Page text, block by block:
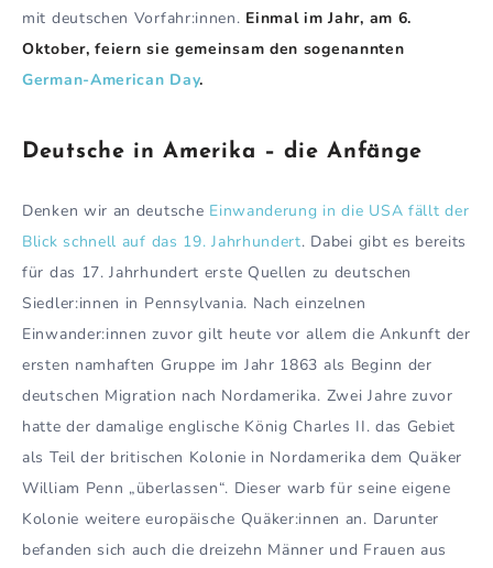
mit deutschen Vorfahr:innen. Einmal im Jahr, am 6.
Oktober, feiern sie gemeinsam den sogenannten
German-American Day.
Deutsche in Amerika – die Anfänge
Denken wir an deutsche Einwanderung in die USA fällt der
Blick schnell auf das 19. Jahrhundert. Dabei gibt es bereits
für das 17. Jahrhundert erste Quellen zu deutschen
Siedler:innen in Pennsylvania. Nach einzelnen
Einwander:innen zuvor gilt heute vor allem die Ankunft der
ersten namhaften Gruppe im Jahr 1863 als Beginn der
deutschen Migration nach Nordamerika. Zwei Jahre zuvor
hatte der damalige englische König Charles II. das Gebiet
als Teil der britischen Kolonie in Nordamerika dem Quäker
William Penn „überlassen“. Dieser warb für seine eigene
Kolonie weitere europäische Quäker:innen an. Darunter
befanden sich auch die dreizehn Männer und Frauen aus